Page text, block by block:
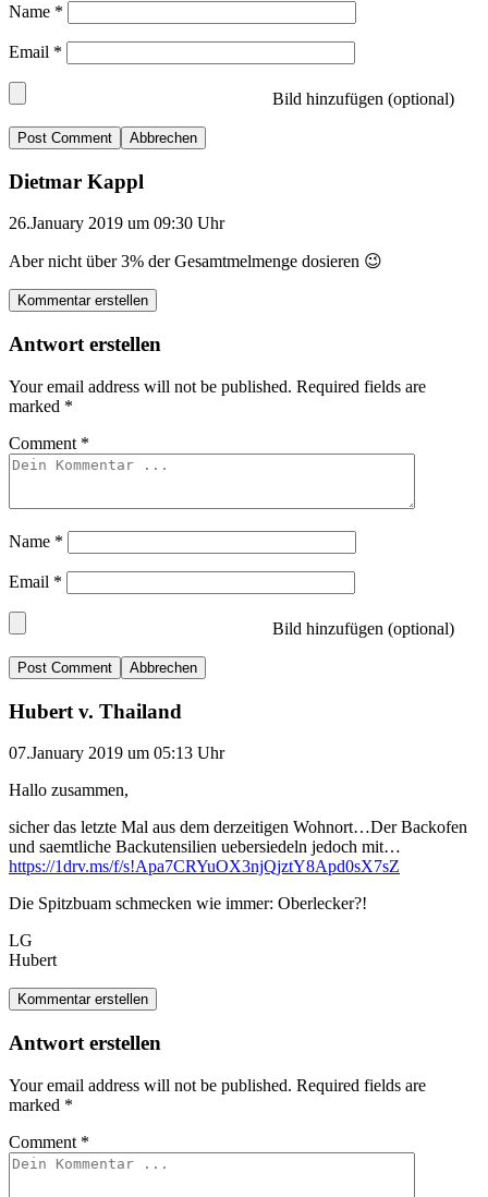
Name *
Email *
Bild hinzufügen (optional)
Abbrechen
Dietmar Kappl
26.January 2019 um 09:30 Uhr
Aber nicht über 3% der Gesamtmelmenge dosieren 😉
Kommentar erstellen
Antwort erstellen
Your email address will not be published. Required fields are
marked *
Comment *
Name *
Email *
Bild hinzufügen (optional)
Abbrechen
Hubert v. Thailand
07.January 2019 um 05:13 Uhr
Hallo zusammen,
sicher das letzte Mal aus dem derzeitigen Wohnort…Der Backofen
und saemtliche Backutensilien uebersiedeln jedoch mit…
https://1drv.ms/f/s!Apa7CRYuOX3njQjztY8Apd0sX7sZ
Die Spitzbuam schmecken wie immer: Oberlecker?!
LG
Hubert
Kommentar erstellen
Antwort erstellen
Your email address will not be published. Required fields are
marked *
Comment *